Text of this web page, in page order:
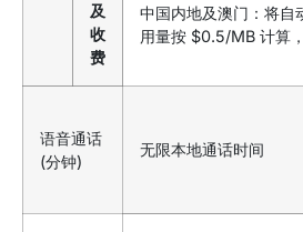
及
收
费
中国内地及澳门：将自
用量按 $0.5/MB 计算
语音通话
(分钟)
无限本地通话时间